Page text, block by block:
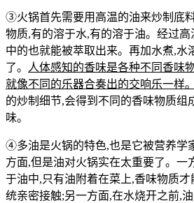
③火锅首先需要用高温的油来炒制底
物质,有的溶于水,有的溶于油。经过
中的也就能被萃取出来。再加水煮,水
了。
人体感知的香味是各种不同香味
就像不同的乐器合奏出的交响乐一样。
的炒制细节,会得到不同的香味物质组
味。
④多油是火锅的特色,也是它被营养学
方面,但是油对火锅实在太重要了。一
于油中,只有油附着在菜上,香味物质
统亲密接触;另一方面,在水烧开之前,